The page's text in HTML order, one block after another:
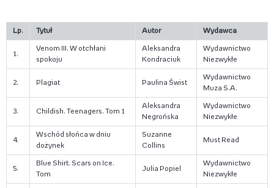
Lp. Tytuł Autor Wydawca
1.
Venom III. W otchłani
spokoju
Aleksandra
Kondraciuk
Wydawnictwo
Niezwykłe
2. Plagiat Paulina Świst
Wydawnictwo
Muza S.A.
3. Childish. Teenagers. Tom 1
Aleksandra
Negrońska
Wydawnictwo
Niezwykłe
4.
Wschód słońca w dniu
dożynek
Suzanne
Collins
Must Read
5.
Blue Shirt. Scars on Ice.
Tom
Julia Popiel
Wydawnictwo
Niezwykłe